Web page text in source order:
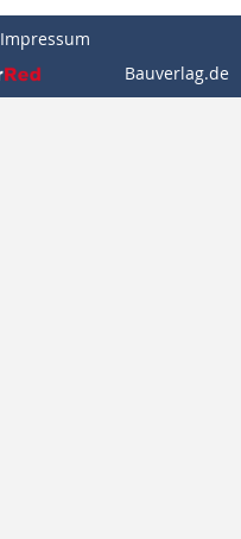
Impressum
Bauverlag.de